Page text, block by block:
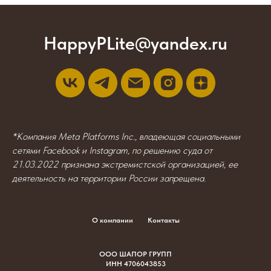
HappyPLite@yandex.ru
*Компания Meta Platforms Inc., владеющая социальными
сетями Facebook и Instagram, по решению суда от
21.03.2022 признана экстремистской организацией, ее
деятельность на территории России запрещена.
О компании Контакты
ООО ШАПОР ГРУПП
ИНН 4706043853